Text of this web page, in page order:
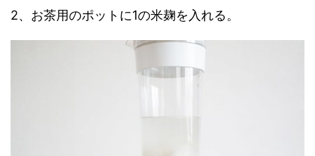
2、お茶用のポットに1の米麹を入れる。